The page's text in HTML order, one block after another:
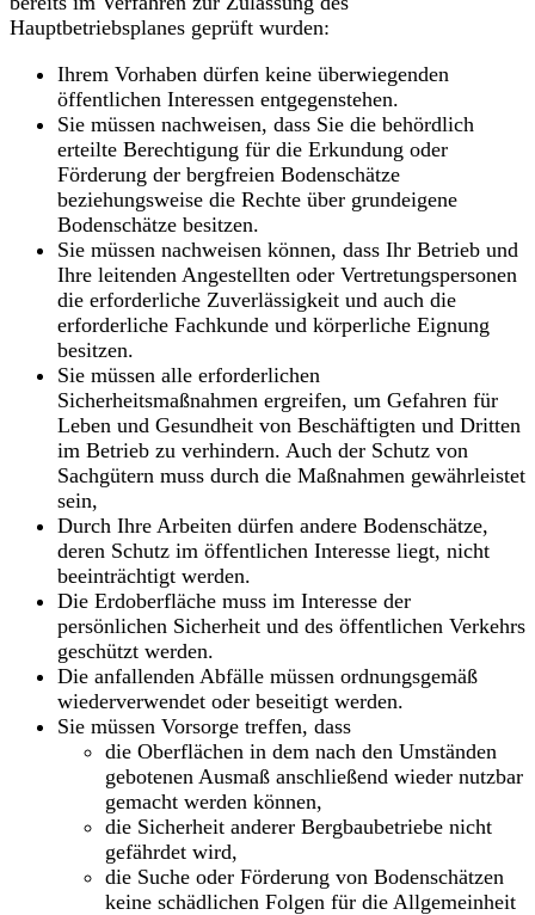
Hauptbetriebsplanes geprüft wurden:
Ihrem Vorhaben dürfen keine überwiegenden
öffentlichen Interessen entgegenstehen.
Sie müssen nachweisen, dass Sie die behördlich
erteilte Berechtigung für die Erkundung oder
Förderung der bergfreien Bodenschätze
beziehungsweise die Rechte über grundeigene
Bodenschätze besitzen.
Sie müssen nachweisen können, dass Ihr Betrieb und
Ihre leitenden Angestellten oder Vertretungspersonen
die erforderliche Zuverlässigkeit und auch die
erforderliche Fachkunde und körperliche Eignung
besitzen.
Sie müssen alle erforderlichen
Sicherheitsmaßnahmen ergreifen, um Gefahren für
Leben und Gesundheit von Beschäftigten und Dritten
im Betrieb zu verhindern. Auch der Schutz von
Sachgütern muss durch die Maßnahmen gewährleistet
sein,
Durch Ihre Arbeiten dürfen andere Bodenschätze,
deren Schutz im öffentlichen Interesse liegt, nicht
beeinträchtigt werden.
Die Erdoberfläche muss im Interesse der
persönlichen Sicherheit und des öffentlichen Verkehrs
geschützt werden.
Die anfallenden Abfälle müssen ordnungsgemäß
wiederverwendet oder beseitigt werden.
Sie müssen Vorsorge treffen, dass
die Oberflächen in dem nach den Umständen
gebotenen Ausmaß anschließend wieder nutzbar
gemacht werden können,
die Sicherheit anderer Bergbaubetriebe nicht
gefährdet wird,
die Suche oder Förderung von Bodenschätzen
keine schädlichen Folgen für die Allgemeinheit